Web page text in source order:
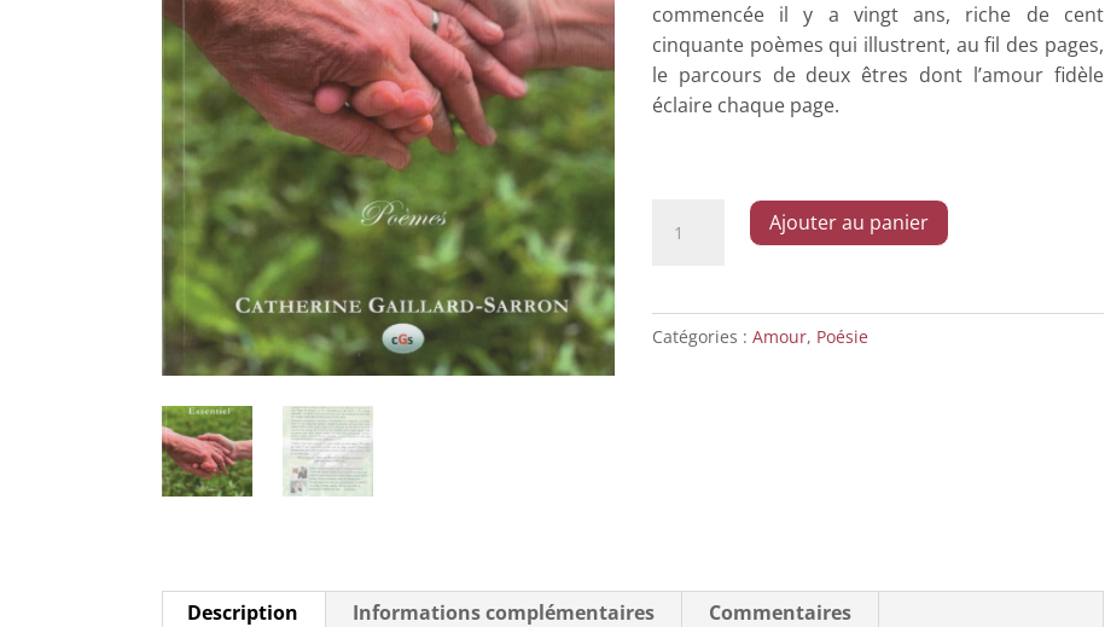
commencée il y a vingt ans, riche de cent
cinquante poèmes qui illustrent, au fil des pages,
le parcours de deux êtres dont l’amour fidèle
éclaire chaque page.
essentiel
Ajouter au panier
Catégories : Amour, Poésie
Description Informations complémentaires Commentaires